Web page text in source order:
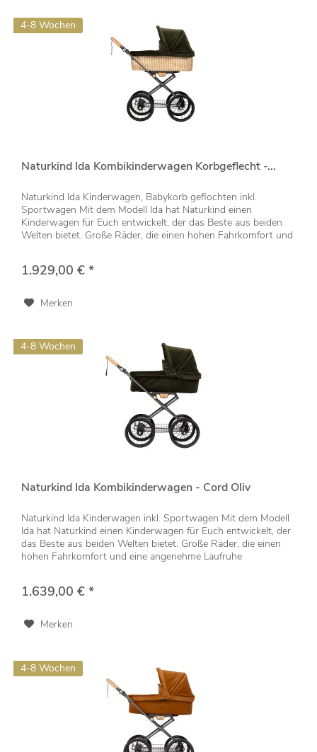
4-8 Wochen
Naturkind Ida Kombikinderwagen Korbgeflecht -...
Naturkind Ida Kinderwagen, Babykorb geflochten inkl.
Sportwagen Mit dem Modell Ida hat Naturkind einen
Kinderwagen für Euch entwickelt, der das Beste aus beiden
Welten bietet. Große Räder, die einen hohen Fahrkomfort und
1.929,00 € *
Merken
4-8 Wochen
Naturkind Ida Kombikinderwagen - Cord Oliv
Naturkind Ida Kinderwagen inkl. Sportwagen Mit dem Modell
Ida hat Naturkind einen Kinderwagen für Euch entwickelt, der
das Beste aus beiden Welten bietet. Große Räder, die einen
hohen Fahrkomfort und eine angenehme Laufruhe
1.639,00 € *
Merken
4-8 Wochen